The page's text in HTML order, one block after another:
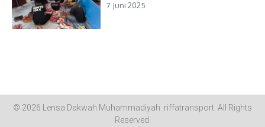
7 Juni 2025
© 2026 Lensa Dakwah Muhammadiyah. riffatransport . All Rights
Reserved.